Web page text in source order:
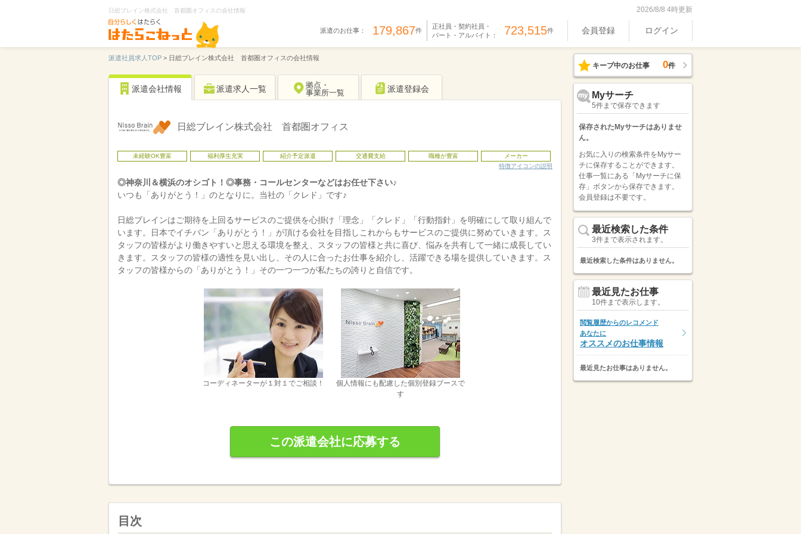
日総ブレイン株式会社 首都圏オフィスの会社情報 2026/8/8 4時更新
派遣のお仕事： 179,867件
正社員・契約社員・
パート・アルバイト： 723,515件 会員登録 ログイン
派遣社員求人TOP > 日総ブレイン株式会社 首都圏オフィスの会社情報
派遣会社情報 派遣求人一覧
拠点・
事業所一覧
派遣登録会
日総ブレイン株式会社 首都圏オフィス
未経験OK豊富 福利厚生充実 紹介予定派遣 交通費支給 職種が豊富
メーカー
特徴アイコンの説明
◎神奈川＆横浜のオシゴト！◎事務・コールセンターなどはお任せ下さい♪
いつも「ありがとう！」のとなりに。当社の「クレド」です♪
日総ブレインはご期待を上回るサービスのご提供を心掛け「理念」「クレド」「行動指針」を明確にして取り組んで
います。日本でイチバン「ありがとう！」が頂ける会社を目指しこれからもサービスのご提供に努めていきます。ス
タッフの皆様がより働きやすいと思える環境を整え、スタッフの皆様と共に喜び、悩みを共有して一緒に成長してい
きます。スタッフの皆様の適性を見い出し、その人に合ったお仕事を紹介し、活躍できる場を提供していきます。ス
タッフの皆様からの「ありがとう！」その一つ一つが私たちの誇りと自信です。
コーディネーターが１対１でご相談！
個人情報にも配慮した個別登録ブースで
す
この派遣会社に応募する
目次
キープ中のお仕事 0件
Myサーチ
5件まで保存できます
保存されたMyサーチはありませ
ん。
お気に入りの検索条件をMyサー
チに保存することができます。
仕事一覧にある「Myサーチに保
存」ボタンから保存できます。
会員登録は不要です。
最近検索した条件
3件まで表示されます。
最近検索した条件はありません。
最近見たお仕事
10件まで表示します。
閲覧履歴からのレコメンド
あなたに
オススメのお仕事情報
最近見たお仕事はありません。